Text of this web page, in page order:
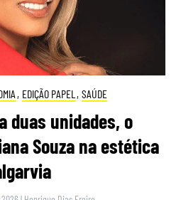
, EDIÇÃO PAPEL , SAÚDE
duas unidades, o
Souza na estética